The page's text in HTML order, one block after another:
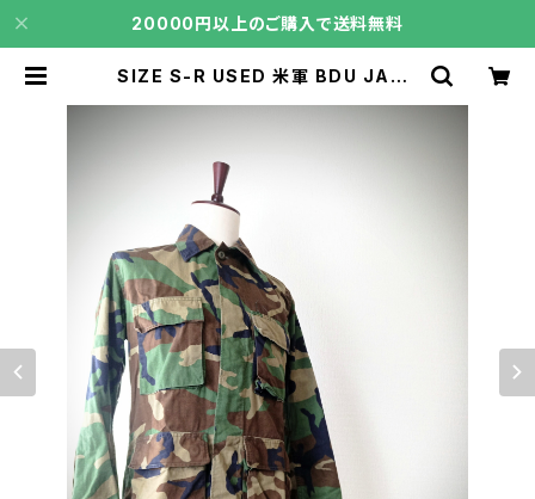
20000円以上のご購入で送料無料
SIZE S-R USED 米軍 BDU JACK